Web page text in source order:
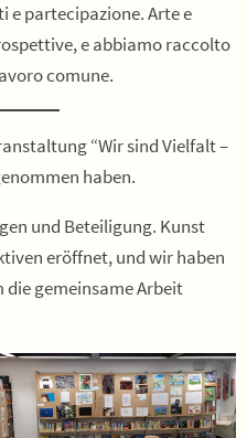
e partecipazione. Arte e
e abbiamo raccolto
comune.
“Wir sind Vielfalt –
haben.
und Beteiligung. Kunst
eröffnet, und wir haben
gemeinsame Arbeit